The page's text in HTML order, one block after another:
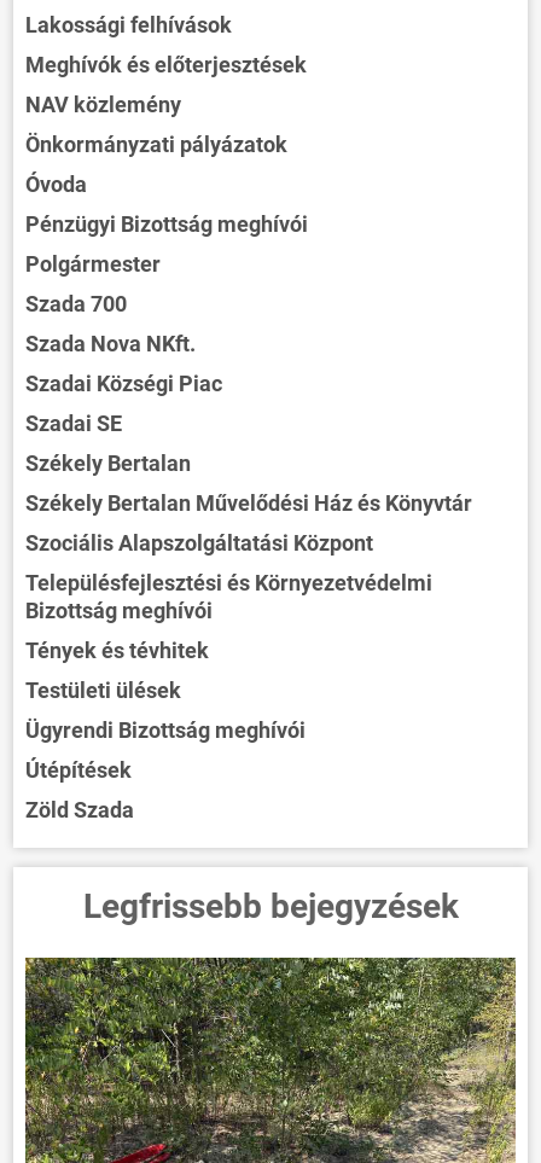
Lakossági felhívások
Meghívók és előterjesztések
NAV közlemény
Önkormányzati pályázatok
Óvoda
Pénzügyi Bizottság meghívói
Polgármester
Szada 700
Szada Nova NKft.
Szadai Községi Piac
Szadai SE
Székely Bertalan
Székely Bertalan Művelődési Ház és Könyvtár
Szociális Alapszolgáltatási Központ
Településfejlesztési és Környezetvédelmi
Bizottság meghívói
Tények és tévhitek
Testületi ülések
Ügyrendi Bizottság meghívói
Útépítések
Zöld Szada
Legfrissebb bejegyzések